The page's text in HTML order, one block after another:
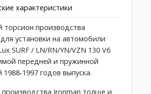
характеристики
торсион производства
установки на автомобили
SURF / LN/RN/YN/VZN 130 V6
передней и пружинной
1988-1997 годов выпуска.
Ironman толще и